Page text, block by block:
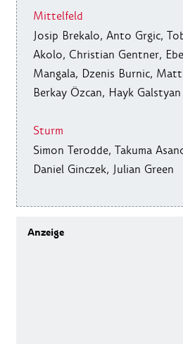
Mittelfeld
Josip Brekalo, Anto Grgic,
Akolo, Christian Gentner,
Mangala, Dzenis Burnic,
Berkay Özcan, Hayk Galstyan
Sturm
Simon Terodde, Takuma
Daniel Ginczek, Julian Green